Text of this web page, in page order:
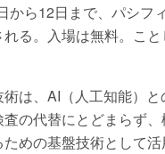
から12日まで、パシフ
る。入場は無料。こと
は、AI（人工知能）と
の代替にとどまらず
めの基盤技術として